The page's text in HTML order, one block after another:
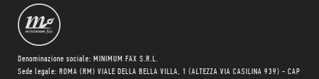
Denominazione sociale: MINIMUM FAX S.R.L.
Sede legale: ROMA (RM) VIALE DELLA BELLA VILLA, 1 (ALTEZZA VIA CASILINA 939) - CAP